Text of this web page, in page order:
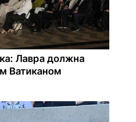
Лавра должна
Ватиканом